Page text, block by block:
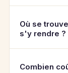
Où se
s'y rendre ?
Combien